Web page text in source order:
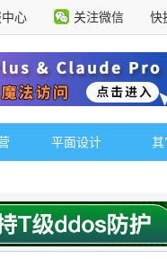
心 关注微信 快
平面设计 其